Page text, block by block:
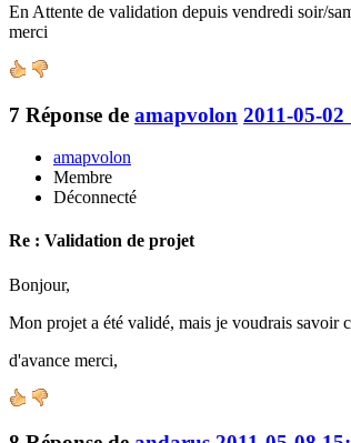
En Attente de validation depuis vendredi soir/
merci
7 Réponse de amapvolon 2011-05-
amapvolon
Membre
Déconnecté
Re : Validation de projet
Bonjour,
Mon projet a été validé, mais je voudrais savoir
d'avance merci,